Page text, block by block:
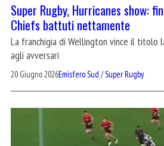
Super Rugby, Hurricanes show:
Chiefs battuti nettamente
La franchigia di Wellington vince il titolo
agli avversari
20 Giugno 2026Emisfero Sud /Super Rugby